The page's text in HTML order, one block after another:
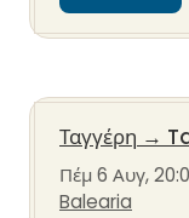
Ταγγέρη →
Πέμ 6 Αυγ,
Balearia